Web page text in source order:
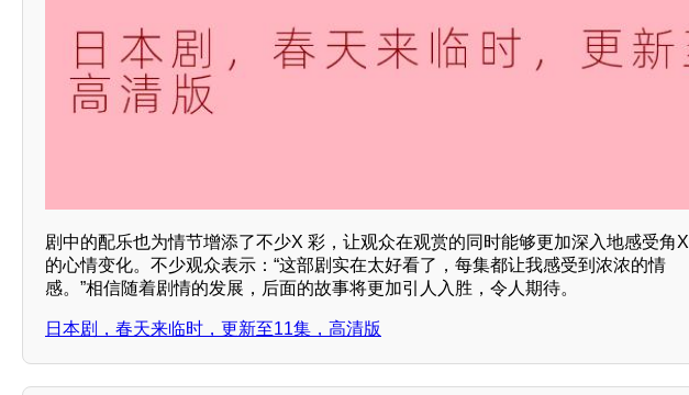
剧中的配乐也为情节增添了不少X 彩，让观众在观赏的同时能够更加深入地感受角X
的心情变化。不少观众表示：“这部剧实在太好看了，每集都让我感受到浓浓的情
感。”相信随着剧情的发展，后面的故事将更加引人入胜，令人期待。
日本剧，春天来临时，更新至11集，高清版